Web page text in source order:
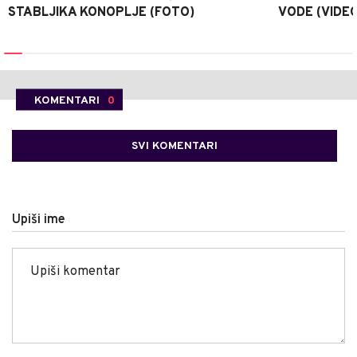
STABLJIKA KONOPLJE (FOTO)
VODE
KOMENTARI 0
SVI KOMENTARI
Upiši ime